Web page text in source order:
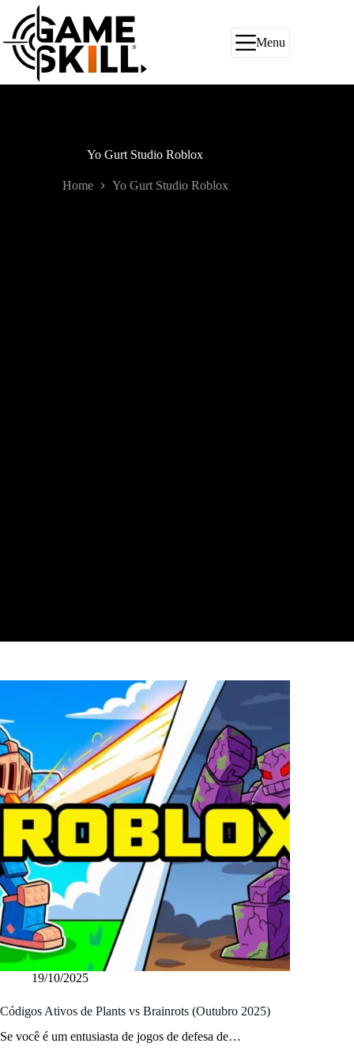
para
conteúdo
Menu
Yo Gurt Studio Roblox
Home Yo Gurt Studio Roblox
19/10/2025
Códigos Ativos de Plants vs Brainrots (Outubro 2025)
Se você é um entusiasta de jogos de defesa de…